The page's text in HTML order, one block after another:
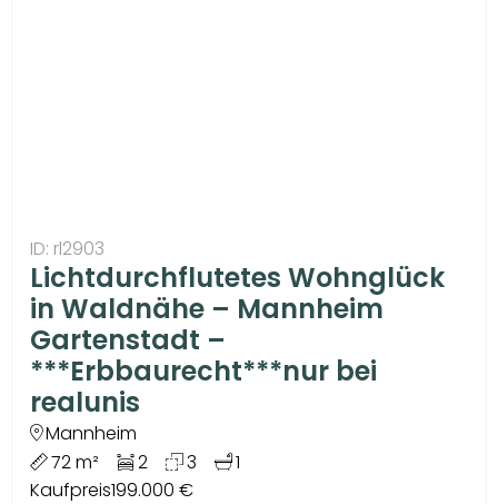
ID: rl2903
Lichtdurchflutetes Wohnglück
in Waldnähe – Mannheim
Gartenstadt –
***Erbbaurecht***nur bei
realunis
Mannheim
72 m²
2 3
1
Kaufpreis199.000 €